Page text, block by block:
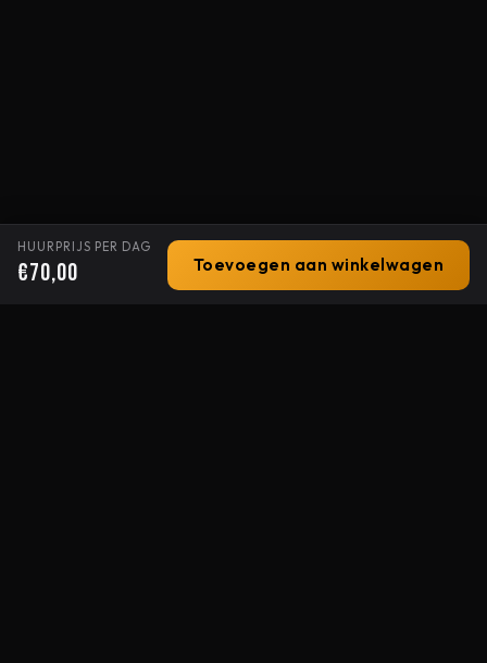
HUURPRIJS PER DAG
€70,00 Toevoegen aan winkelwagen